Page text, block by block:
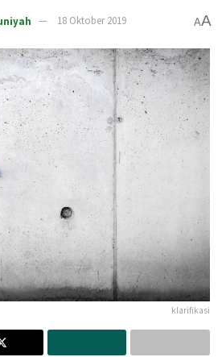
18 Oktober 2019 AA
klarifikasi